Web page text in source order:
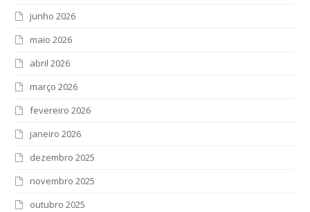
junho 2026
maio 2026
abril 2026
março 2026
fevereiro 2026
janeiro 2026
dezembro 2025
novembro 2025
outubro 2025